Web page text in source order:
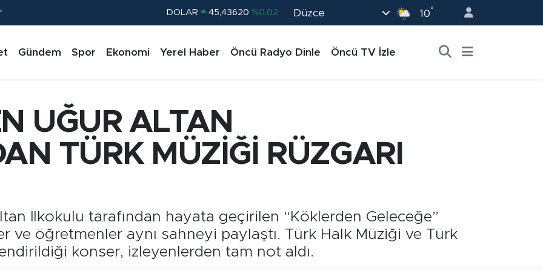
DOLAR 45,43620 %0.02
STERLİN 61,60380 %0.18
BITCOIN 79.591,74
Düzce 10°
Gündem Spor Ekonomi Yerel Haber Öncü Radyo Dinle Öncü TV İzle
UĞUR ALTAN
TÜRK MÜZİĞİ RÜZGARI
İlkokulu tarafından hayata geçirilen “Köklerden Geleceğe”
ve öğretmenler aynı sahneyi paylaştı. Türk Halk Müziği ve Türk
konser, izleyenlerden tam not aldı.